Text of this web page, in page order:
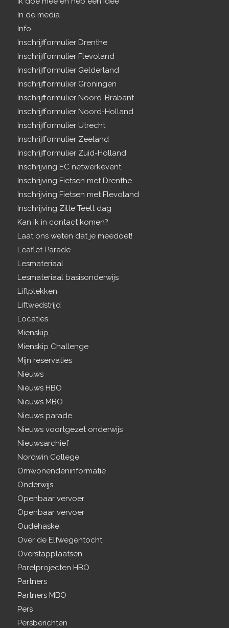
In de media
Info
Inschrijfformulier Drenthe
Inschrijfformulier Flevoland
Inschrijfformulier Gelderland
Inschrijfformulier Groningen
Inschrijfformulier Noord-Brabant
Inschrijfformulier Noord-Holland
Inschrijfformulier Utrecht
Inschrijfformulier Zeeland
Inschrijfformulier Zuid-Holland
Inschrijving EC netwerkevent
Inschrijving Fietsen met Drenthe
Inschrijving Fietsen met Flevoland
Inschrijving Zilte Teelt dag
Kan ik in contact komen?
Laat ons weten dat je meedoet!
Leaflet Parade
Lesmateriaal
Lesmateriaal basisonderwijs
Liftplekken
Liftwedstrijd
Locaties
Mienskip
Mienskip Challenge
Mijn reservaties
Nieuws
Nieuws HBO
Nieuws MBO
Nieuws parade
Nieuws voortgezet onderwijs
Nieuwsarchief
Nordwin College
Omwonendeninformatie
Onderwijs
Openbaar vervoer
Openbaar vervoer
Oudehaske
Over de Elfwegentocht
Overstapplaatsen
Parelprojecten HBO
Partners
Partners MBO
Pers
Persberichten